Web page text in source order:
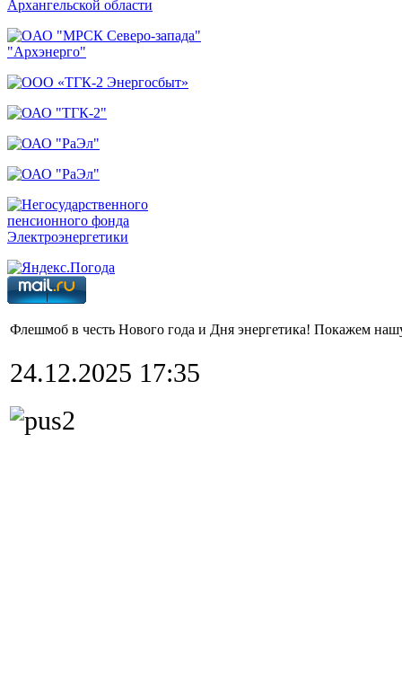
Флешмоб в честь Нового года и Дня энергетика! Покажем
24.12.2025 17:35